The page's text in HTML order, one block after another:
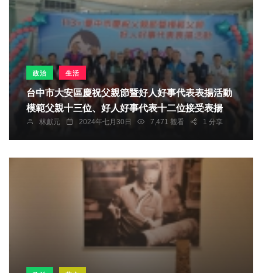
政治 生活
台中市大安區慶祝父親節暨好人好事代表表揚活動
模範父親十三位、好人好事代表十二位接受表揚
林獻元 2024年七月30日 7,471 觀看 1 分享